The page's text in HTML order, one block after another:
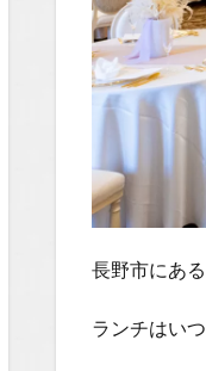
長野市にあ
ランチはい